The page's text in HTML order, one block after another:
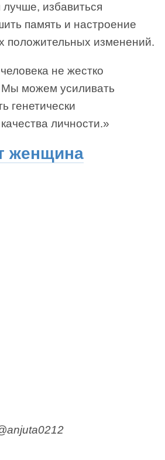
лучше, избавиться
память и настроение
положительных изменений.
не жестко
можем усиливать
генетически
личности.»
женщина